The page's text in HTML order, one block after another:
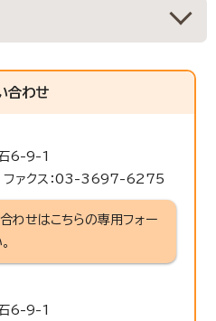
合わせ
6-9-1
ァクス：03-3697-6275
わせはこちらの専用フォー
6-9-1